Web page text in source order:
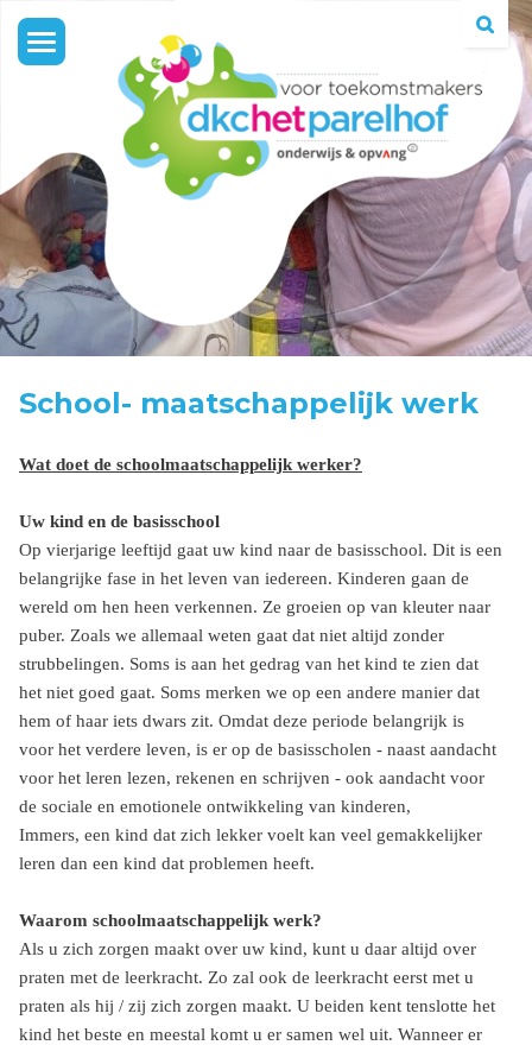
Toggle
navigation
School- maatschappelijk werk
Wat doet de schoolmaatschappelijk werker?
Uw kind en de basisschool
Op vierjarige leeftijd gaat uw kind naar de basisschool. Dit is een
belangrijke fase in het leven van iedereen. Kinderen gaan de
wereld om hen heen verkennen. Ze groeien op van kleuter naar
puber. Zoals we allemaal weten gaat dat niet altijd zonder
strubbelingen. Soms is aan het gedrag van het kind te zien dat
het niet goed gaat. Soms merken we op een andere manier dat
hem of haar iets dwars zit. Omdat deze periode belangrijk is
voor het verdere leven, is er op de basisscholen - naast aandacht
voor het leren lezen, rekenen en schrijven - ook aandacht voor
de sociale en emotionele ontwikkeling van kinderen,
Immers, een kind dat zich lekker voelt kan veel gemakkelijker
leren dan een kind dat problemen heeft.
Waarom schoolmaatschappelijk werk?
Als u zich zorgen maakt over uw kind, kunt u daar altijd over
praten met de leerkracht. Zo zal ook de leerkracht eerst met u
praten als hij / zij zich zorgen maakt. U beiden kent tenslotte het
kind het beste en meestal komt u er samen wel uit. Wanneer er